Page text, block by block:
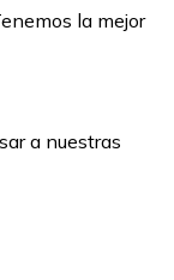
la mejor
a nuestras